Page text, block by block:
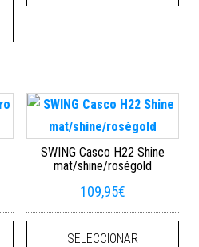
Este producto tiene múltiples
SWING Casco H22 Shine
mat/shine/roségold
109,95€
SELECCIONAR